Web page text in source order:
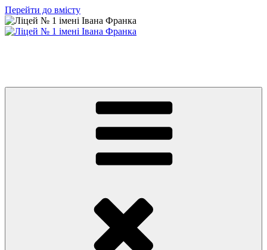
Перейти до вмісту